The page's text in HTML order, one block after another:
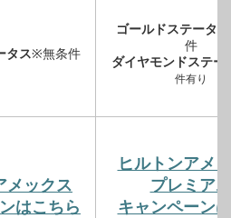
タス※無条件
ゴールドステータス
件
ダイヤモンドステー
件有り
メックス
はこちら
ヒルトンアメ
プレミアム
キャンペーン